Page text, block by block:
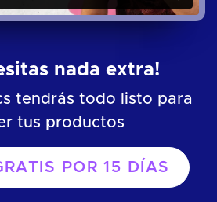
nada extra!
tendrás todo listo para
tus productos
POR15 DÍAS